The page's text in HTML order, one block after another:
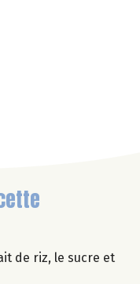
de riz, le sucre et